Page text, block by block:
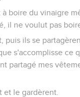
boire du vinaigre
il ne voulut pas
puis ils se
s'accomplisse ce
partagé mes
et le gardèrent.